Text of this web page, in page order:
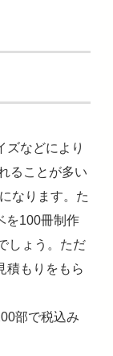
ズなどにより
ることが多い
なります。た
を100冊制作
しょう。ただ
積もりをもら
部で税込み